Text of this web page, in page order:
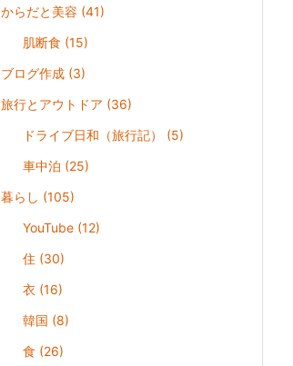
からだと美容 (41)
肌断食 (15)
ブログ作成 (3)
旅行とアウトドア (36)
ドライブ日和（旅行記） (5)
車中泊 (25)
暮らし (105)
YouTube (12)
住 (30)
衣 (16)
韓国 (8)
食 (26)